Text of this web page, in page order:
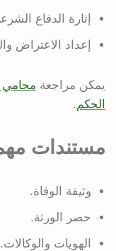
إثارة الدفاع
إعداد الاعتراض
يمكن مراجعة محامي
الحكم .
مستندات
وثيقة الوفاة.
حصر الورثة.
الهويات والوكالات.